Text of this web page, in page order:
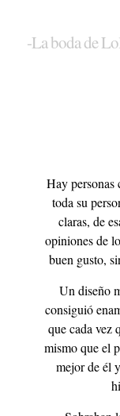
-La boda de
Hay
toda su
claras, de
opiniones de
buen gusto,
Un diseño
consiguió
que cada vez
mismo que el
mejor de él